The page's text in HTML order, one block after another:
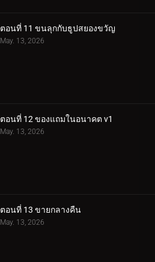
ตอนที่ 11 ขนลุกกับธูปสยองขวัญ
May. 13, 2026
ตอนที่ 12 ของแถมในอนาคต v1
May. 13, 2026
ตอนที่ 13 ขายกลางคืน
May. 13, 2026